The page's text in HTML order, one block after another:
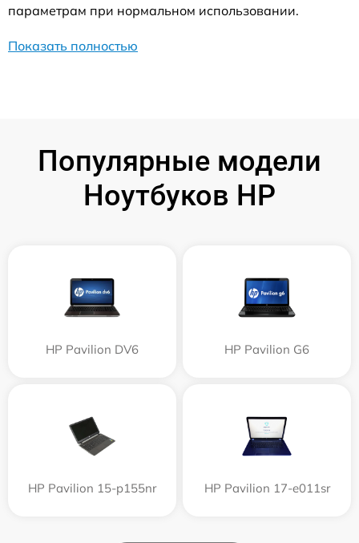
параметрам при нормальном использовании.
Показать полностью
Популярные модели
Ноутбуков HP
HP Pavilion DV6 HP Pavilion G6
HP Pavilion 15-p155nr HP Pavilion 17-e011sr